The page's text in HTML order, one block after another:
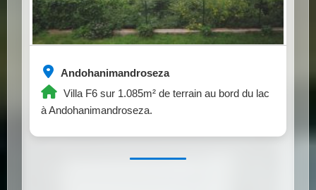
Andohanimandroseza
Villa F6 sur 1.085m² de terrain au bord du lac
à Andohanimandroseza.